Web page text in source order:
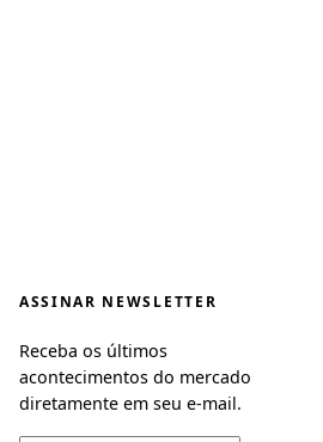
ASSINAR NEWSLETTER
Receba os últimos
acontecimentos do mercado
diretamente em seu e-mail.